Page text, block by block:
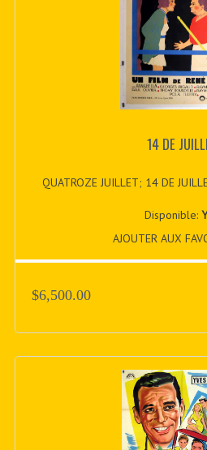
14 DE
QUATROZE JUILLET; 14 DE
Disponible:
AJOUTER AUX
$6,500.00